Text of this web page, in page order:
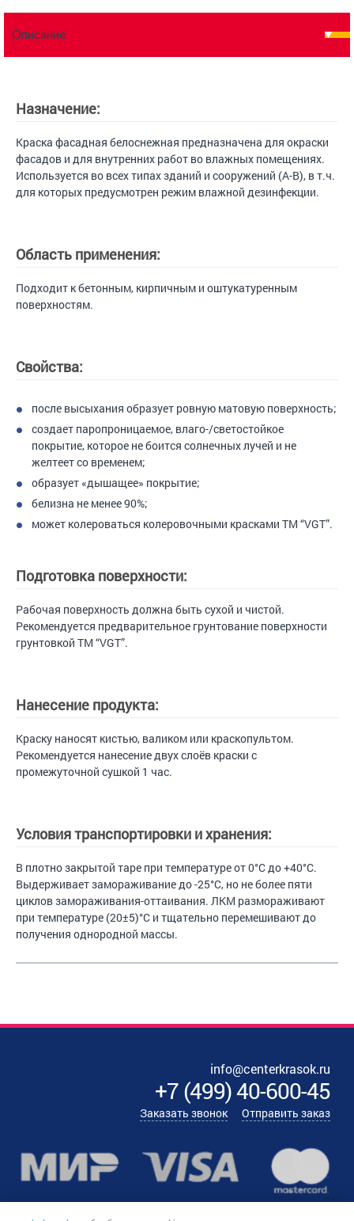
Описание
Назначение:
Краска фасадная белоснежная предназначена для окраски
фасадов и для внутренних работ во влажных помещениях.
Используется во всех типах зданий и сооружений (А-В), в т.ч.
для которых предусмотрен режим влажной дезинфекции.
Область применения:
Подходит к бетонным, кирпичным и оштукатуренным
поверхностям.
Свойства:
после высыхания образует ровную матовую поверхность;
создает паропроницаемое, влаго-/светостойкое
покрытие, которое не боится солнечных лучей и не
желтеет со временем;
образует «дышащее» покрытие;
белизна не менее 90%;
может колероваться колеровочными красками ТМ “VGT”.
Подготовка поверхности:
Рабочая поверхность должна быть сухой и чистой.
Рекомендуется предварительное грунтование поверхности
грунтовкой ТМ “VGT”.
Нанесение продукта:
Краску наносят кистью, валиком или краскопультом.
Рекомендуется нанесение двух слоёв краски с
промежуточной сушкой 1 час.
Условия транспортировки и хранения:
В плотно закрытой таре при температуре от 0°С до +40°С.
Выдерживает замораживание до -25°С, но не более пяти
циклов замораживания-оттаивания. ЛКМ размораживают
при температуре (20±5)°С и тщательно перемешивают до
получения однородной массы.
info@centerkrasok.ru
+7(499)40-600-45
Заказать звонок Отправить заказ